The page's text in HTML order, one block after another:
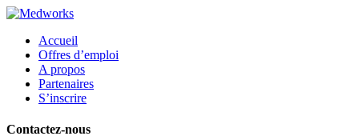
Accueil
Offres d’emploi
A propos
Partenaires
S’inscrire
Contactez-nous